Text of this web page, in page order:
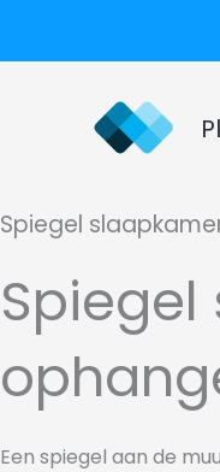
Spiegel
Een spiegel aan de